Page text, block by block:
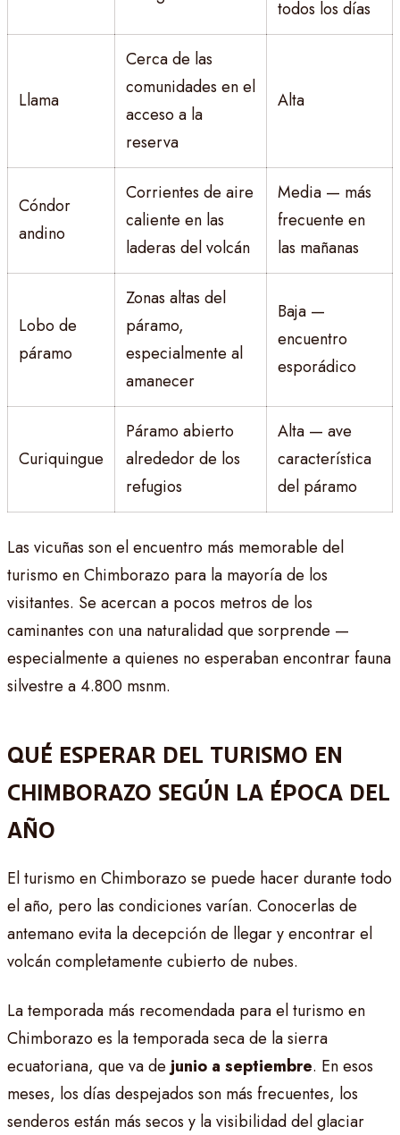
todos los días
Llama
Cerca de las
comunidades en el
acceso a la
reserva
Alta
Cóndor
andino
Corrientes de aire
caliente en las
laderas del volcán
Media — más
frecuente en
las mañanas
Lobo de
páramo
Zonas altas del
páramo,
especialmente al
amanecer
Baja —
encuentro
esporádico
Curiquingue
Páramo abierto
alrededor de los
refugios
Alta — ave
característica
del páramo
Las vicuñas son el encuentro más memorable del
turismo en Chimborazo para la mayoría de los
visitantes. Se acercan a pocos metros de los
caminantes con una naturalidad que sorprende —
especialmente a quienes no esperaban encontrar fauna
silvestre a 4.800 msnm.
QUÉ ESPERAR DEL TURISMO EN
CHIMBORAZO SEGÚN LA ÉPOCA DEL
AÑO
El turismo en Chimborazo se puede hacer durante todo
el año, pero las condiciones varían. Conocerlas de
antemano evita la decepción de llegar y encontrar el
volcán completamente cubierto de nubes.
La temporada más recomendada para el turismo en
Chimborazo es la temporada seca de la sierra
ecuatoriana, que va de junio a septiembre. En esos
meses, los días despejados son más frecuentes, los
senderos están más secos y la visibilidad del glaciar